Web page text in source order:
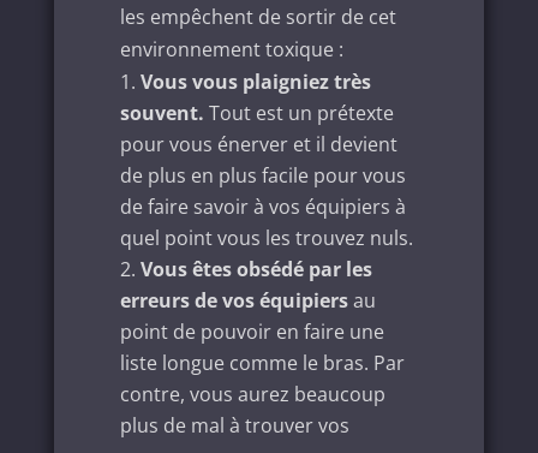
les empêchent de sortir de cet
environnement toxique :
Vous vous plaigniez très
souvent. Tout est un prétexte
pour vous énerver et il devient
de plus en plus facile pour vous
de faire savoir à vos équipiers à
quel point vous les trouvez nuls.
Vous êtes obsédé par les
erreurs de vos équipiersau
point de pouvoir en faire une
liste longue comme le bras. Par
contre, vous aurez beaucoup
plus de mal à trouver vos